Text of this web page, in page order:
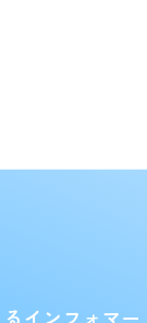
インフォマー